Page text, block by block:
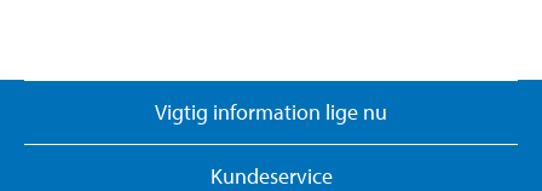
Vigtig information lige nu
Kundeservice